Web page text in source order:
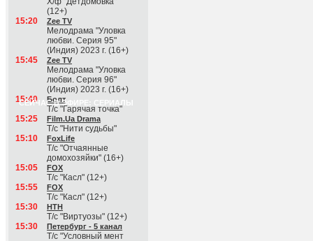
(12+)
15:20
Zee TV
Мелодрама "Уловка
любви. Серия 95"
(Индия) 2023 г. (16+)
15:45
Zee TV
Мелодрама "Уловка
любви. Серия 96"
(Индия) 2023 г. (16+)
СЕЙЧАС В ЭФИРЕ: СЕРИАЛЫ
15:40 Болт
Т/с "Гарячая точка"
15:25
Film.Ua Drama
Т/с "Нити судьбы"
15:10
FoxLife
Т/с "Отчаянные
домохозяйки" (16+)
15:05
FOX
Т/с "Касл" (12+)
15:55
FOX
Т/с "Касл" (12+)
15:30
НТН
Т/с "Виртуозы" (12+)
15:30
Петербург - 5 канал
Т/с "Условный мент